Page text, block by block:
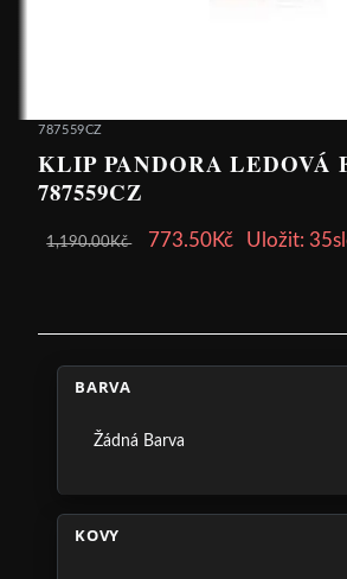
787559CZ
KLIP PANDORA LEDOVÁ
787559CZ
1,190.00Kč 773.50Kč Uložit:
BARVA
Žádná Barva
KOVY